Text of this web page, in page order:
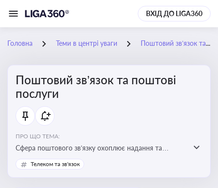
ВХІД ДО LIGA360
Головна Теми в центрі уваги Поштовий зв’язок та поштові послуги
Поштовий зв’язок та поштові
послуги
ПРО ЩО ТЕМА:
Сфера поштового зв’язку охоплює надання та
контроль послуг поштового обслуговування, що
регулюється спеціальним законодавством. Для
Телеком та зв'язок